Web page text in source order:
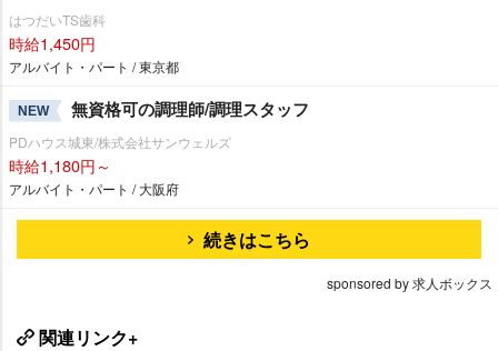
はつだいTS歯科
時給1,450円
アルバイト・パート / 東京都
NEW 無資格可の調理師/調理スタッフ
PDハウス城東/株式会社サンウェルズ
時給1,180円～
アルバイト・パート / 大阪府
続きはこちら
sponsored by 求人ボックス
関連リンク+